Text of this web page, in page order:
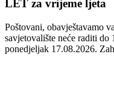
LET za vrijeme ljeta
Poštovani, obavještavamo
savjetovalište neće raditi do
ponedjeljak 17.08.2026.